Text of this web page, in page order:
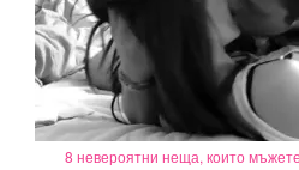
8 невероятни неща, които